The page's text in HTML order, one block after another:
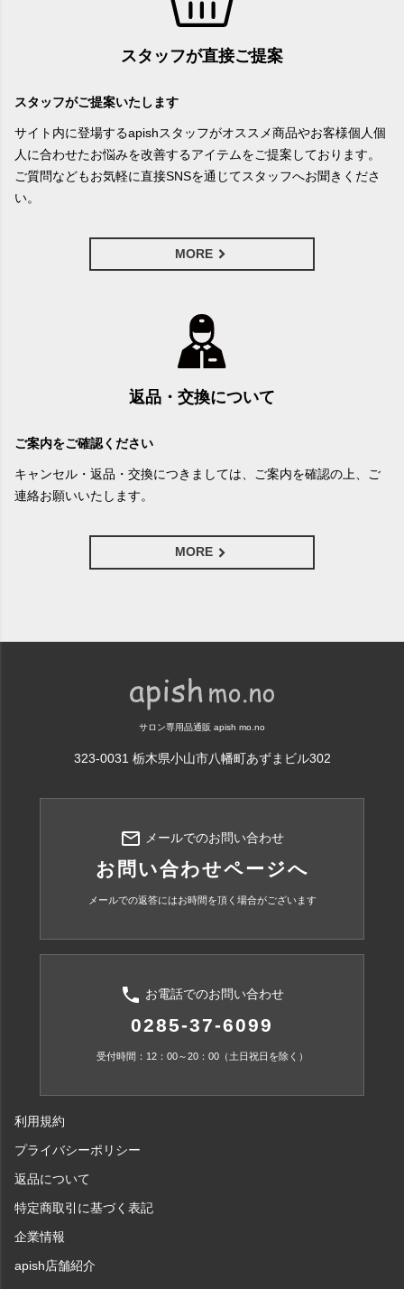
スタッフが直接ご提案
スタッフがご提案いたします
サイト内に登場するapishスタッフがオススメ商品やお客様個人個
人に合わせたお悩みを改善するアイテムをご提案しております。
ご質問などもお気軽に直接SNSを通じてスタッフへお聞きくださ
い。
MORE
返品・交換について
ご案内をご確認ください
キャンセル・返品・交換につきましては、ご案内を確認の上、ご
連絡お願いいたします。
MORE
サロン専用品通販 apish mo.no
323-0031 栃木県小山市八幡町あずまビル302
mail_outline メールでのお問い合わせ
お問い合わせページへ
メールでの返答にはお時間を頂く場合がございます
phone お電話でのお問い合わせ
0285-37-6099
受付時間：12：00～20：00（土日祝日を除く）
利用規約
プライバシーポリシー
返品について
特定商取引に基づく表記
企業情報
apish店舗紹介